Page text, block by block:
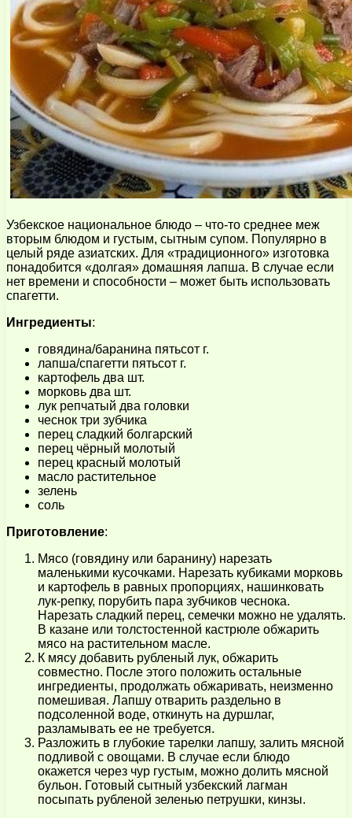
Узбекское национальное блюдо – что-то среднее меж
вторым блюдом и густым, сытным супом. Популярно в
целый ряде азиатских. Для «традиционного» изготовка
понадобится «долгая» домашняя лапша. В случае если
нет времени и способности – может быть использовать
спагетти.
Ингредиенты:
говядина/баранина пятьсот г.
лапша/спагетти пятьсот г.
картофель два шт.
морковь два шт.
лук репчатый два головки
чеснок три зубчика
перец сладкий болгарский
перец чёрный молотый
перец красный молотый
масло растительное
зелень
соль
Приготовление:
Мясо (говядину или баранину) нарезать
маленькими кусочками. Нарезать кубиками морковь
и картофель в равных пропорциях, нашинковать
лук-репку, порубить пара зубчиков чеснока.
Нарезать сладкий перец, семечки можно не удалять.
В казане или толстостенной кастрюле обжарить
мясо на растительном масле.
К мясу добавить рубленый лук, обжарить
совместно. После этого положить остальные
ингредиенты, продолжать обжаривать, неизменно
помешивая. Лапшу отварить раздельно в
подсоленной воде, откинуть на дуршлаг,
разламывать ее не требуется.
Разложить в глубокие тарелки лапшу, залить мясной
подливой с овощами. В случае если блюдо
окажется через чур густым, можно долить мясной
бульон. Готовый сытный узбекский лагман
посыпать рубленой зеленью петрушки, кинзы.